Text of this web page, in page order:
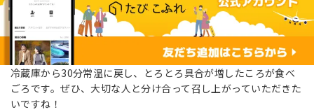
冷蔵庫から30分常温に戻し、とろとろ具合が増したころが食べ
ごろです。ぜひ、大切な人と分け合って召し上がっていただきた
いですね！